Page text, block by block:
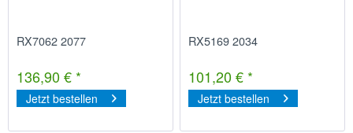
RX7062 2077
136,90 € *
Jetzt bestellen
RX5169 2034
101,20 € *
Jetzt bestellen